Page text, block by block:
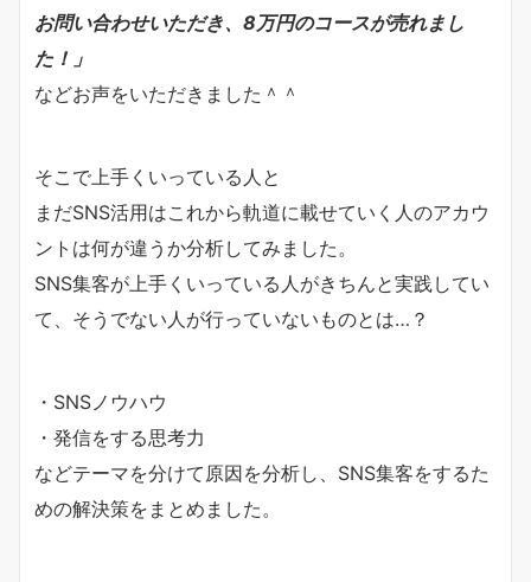
お問い合わせいただき、8万円のコースが売れまし
た！」
などお声をいただきました＾＾
そこで上手くいっている人と
まだSNS活用はこれから軌道に載せていく人のアカウ
ントは何が違うか分析してみました。
SNS集客が上手くいっている人がきちんと実践してい
て、そうでない人が行っていないものとは…？
・SNSノウハウ
・発信をする思考力
などテーマを分けて原因を分析し、SNS集客をするた
めの解決策をまとめました。